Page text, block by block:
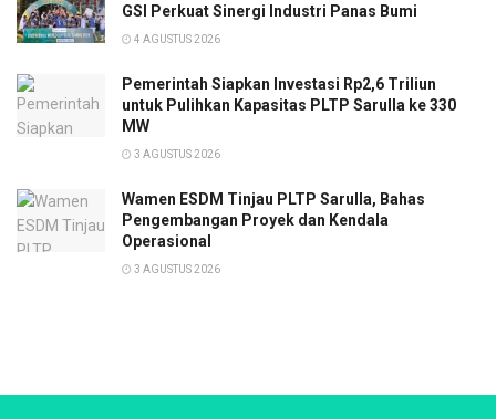
GSI Perkuat Sinergi Industri Panas Bumi
4 AGUSTUS 2026
Pemerintah Siapkan Investasi Rp2,6 Triliun
untuk Pulihkan Kapasitas PLTP Sarulla ke 330
MW
3 AGUSTUS 2026
Wamen ESDM Tinjau PLTP Sarulla, Bahas
Pengembangan Proyek dan Kendala
Operasional
3 AGUSTUS 2026